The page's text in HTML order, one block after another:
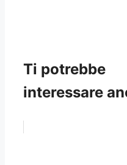
Ti potrebbe
interessare